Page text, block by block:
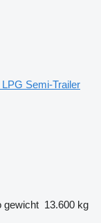
Semi-Trailer
gewicht 13.600 kg